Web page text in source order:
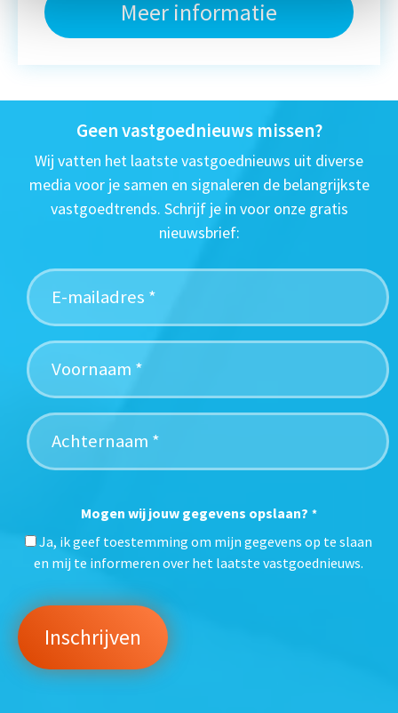
Meer informatie
Geen vastgoednieuws missen?
Wij vatten het laatste vastgoednieuws uit diverse
media voor je samen en signaleren de belangrijkste
vastgoedtrends. Schrijf je in voor onze gratis
nieuwsbrief:
Mogen wij jouw gegevens opslaan? *
Ja, ik geef toestemming om mijn gegevens op te slaan
en mij te informeren over het laatste vastgoednieuws.